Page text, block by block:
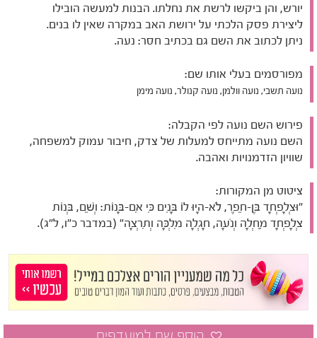
יורש, והן ביקשו לרשת את נחלתו. הבנות למעשה הובילו
ליצירת פסק הלכתי על ירושת האב במקרה שאין לו בנים.
ניתן לכתוב את השם גם בכתיב חסר: נעה.
מפורסמים בעלי אותו שם:
נועה תשבי, נועה וולמן, נועה קנולר, נועה מימן
פירוש השם נועה לפי הקבלה:
השם נועה מתייחס למעלות של צדק, חיבור עמוק למשפחה,
שוויון הזדמנויות ואהבה.
ציטוט מן המקורות:
"וּצְלָפְחָד בֶּן-חֵפֶר, לֹא-הָיוּ לוֹ בָּנִים כִּי אִם-בָּנוֹת: וְשֵׁם, בְּנוֹת
צְלָפְחָד מַחְלָה וְנֹעָה, חָגְלָה מִלְכָּה וְתִרְצָה" (במדבר כ"ו, ל"ג).